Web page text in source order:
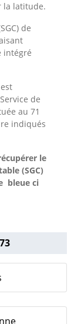
la latitude.
de
intégré
de
au 71
indiqués
le
(SGC)
bleue ci